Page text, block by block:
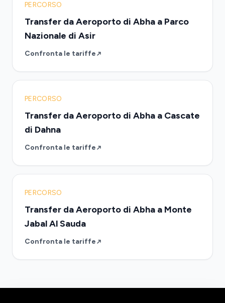
PERCORSO
Transfer da Aeroporto di Abha a Parco
Nazionale di Asir
Confronta le tariffe
PERCORSO
Transfer da Aeroporto di Abha a Cascate
di Dahna
Confronta le tariffe
PERCORSO
Transfer da Aeroporto di Abha a Monte
Jabal Al Sauda
Confronta le tariffe